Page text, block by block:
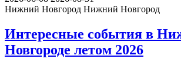
Нижний Новгород Нижний Новгород
Интересные события в
Новгороде летом 2026